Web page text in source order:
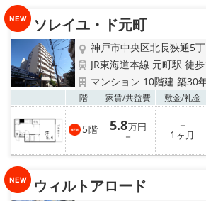
ソレイユ・ド元町
神戸市中央区北長狭通5
JR東海道本線 元町駅 徒
マンション 10階建 築30
階 家賃/共益費 敷金/礼金
5階 5.8万円
－
－
1 ヶ月
ウィルトアロード